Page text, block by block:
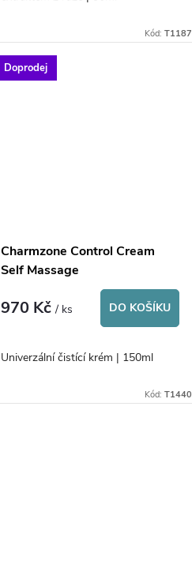
Kód: T1187
Doprodej
Charmzone Control Cream
Self Massage
970 Kč/ ks DO KOŠÍKU
Univerzální čistící krém | 150ml
Kód: T1440